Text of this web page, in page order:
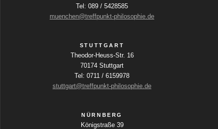
Tel: 089 / 5428585
muenchen@treffpunkt-philosophie.de
STUTTGART
Theodor-Heuss-Str. 16
70174 Stuttgart
Tel: 0711 / 6159978
stuttgart@treffpunkt-philosophie.de
NÜRNBERG
Königstraße 39